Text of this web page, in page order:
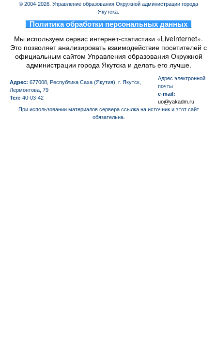
© 2004-2026. Управление образования Окружной администрации города
Якутска.
Политика обработки персональных данных
Мы используем сервис интернет-статистики «LiveInternet».
Это позволяет анализировать взаимодействие посетителей с
официальным сайтом Управления образования Окружной
администрации города Якутска и делать его лучше.
Адрес: 677008, Республика Саха (Якутия), г. Якутск,
Лермонтова, 79
Тел: 40-03-42
Aдрес электронной
почты
e-mail:
uo@yakadm.ru
При использовании материалов сервера ссылка на источник и этот сайт
обязательна.